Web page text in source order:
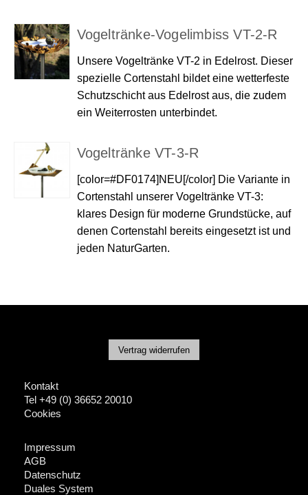
Vogeltränke-Vogelimbiss VT-2-R
Unsere Vogeltränke VT-2 in Edelrost. Dieser
spezielle Cortenstahl bildet eine wetterfeste
Schutzschicht aus Edelrost aus, die zudem
ein Weiterrosten unterbindet.
Vogeltränke VT-3-R
[color=#DF0174]NEU[/color] Die Variante in
Cortenstahl unserer Vogeltränke VT-3:
klares Design für moderne Grundstücke, auf
denen Cortenstahl bereits eingesetzt ist und
jeden NaturGarten.
Vertrag widerrufen
Kontakt
Tel +49 (0) 36652 20010
Cookies
Impressum
AGB
Datenschutz
Duales System